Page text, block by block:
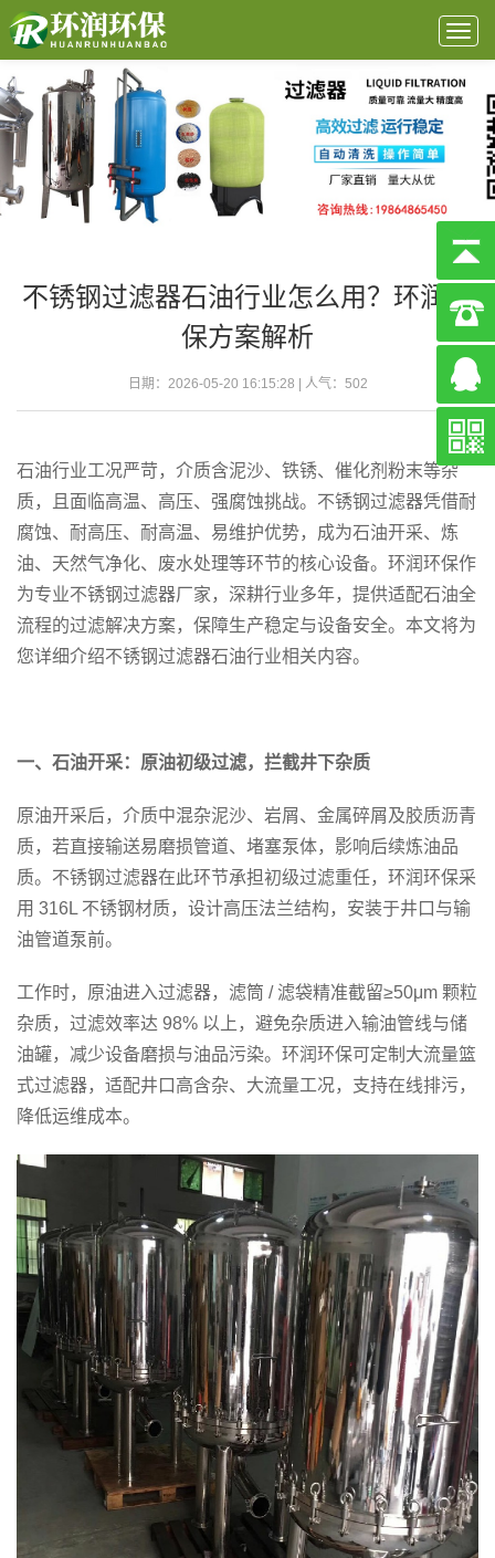
不锈钢过滤器石油行业怎么用？环润环
保方案解析
日期：2026-05-20 16:15:28 | 人气： 502
石油行业工况严苛，介质含泥沙、铁锈、催化剂粉末等杂
质，且面临高温、高压、强腐蚀挑战。不锈钢过滤器凭借耐
腐蚀、耐高压、耐高温、易维护优势，成为石油开采、炼
油、天然气净化、废水处理等环节的核心设备。环润环保作
为专业不锈钢过滤器厂家，深耕行业多年，提供适配石油全
流程的过滤解决方案，保障生产稳定与设备安全。 本文将为
您详细介绍不锈钢过滤器石油行业相关内容。
一、石油开采：原油初级过滤，拦截井下杂质
原油开采后，介质中混杂泥沙、岩屑、金属碎屑及胶质沥青
质，若直接输送易磨损管道、堵塞泵体，影响后续炼油品
质。不锈钢过滤器在此环节承担初级过滤重任，环润环保采
用 316L 不锈钢材质，设计高压法兰结构，安装于井口与输
油管道泵前。
工作时，原油进入过滤器，滤筒 / 滤袋精准截留≥50μm 颗粒
杂质，过滤效率达 98% 以上，避免杂质进入输油管线与储
油罐，减少设备磨损与油品污染。环润环保可定制大流量篮
式过滤器，适配井口高含杂、大流量工况，支持在线排污，
降低运维成本。